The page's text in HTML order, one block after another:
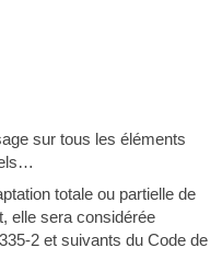
sur tous les éléments
totale ou partielle de
elle sera considérée
2 et suivants du Code de